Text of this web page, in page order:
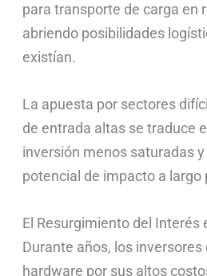
para transporte de carga en
abriendo posibilidades
existían.
La apuesta por sectores
de entrada altas se traduce
inversión menos saturadas
potencial de impacto a largo
El Resurgimiento del Interés
Durante años, los inversores
hardware por sus altos